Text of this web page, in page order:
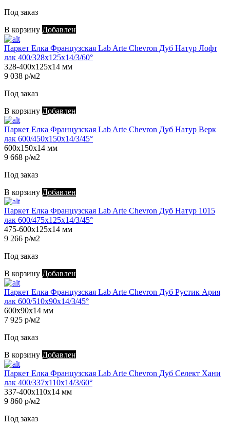
Под заказ
В корзину Добавлен
Паркет Елка Французская Lab Arte Chevron Дуб Натур Лофт
лак 400/328х125х14/3/60°
328-400х125х14 мм
9 038 р/м2
Под заказ
В корзину Добавлен
Паркет Елка Французская Lab Arte Chevron Дуб Натур Верк
лак 600/450х150х14/3/45°
600х150х14 мм
9 668 р/м2
Под заказ
В корзину Добавлен
Паркет Елка Французская Lab Arte Chevron Дуб Натур 1015
лак 600/475х125х14/3/45°
475-600х125х14 мм
9 266 р/м2
Под заказ
В корзину Добавлен
Паркет Елка Французская Lab Arte Chevron Дуб Рустик Ария
лак 600/510х90х14/3/45°
600х90х14 мм
7 925 р/м2
Под заказ
В корзину Добавлен
Паркет Елка Французская Lab Arte Chevron Дуб Селект Хани
лак 400/337х110х14/3/60°
337-400х110х14 мм
9 860 р/м2
Под заказ